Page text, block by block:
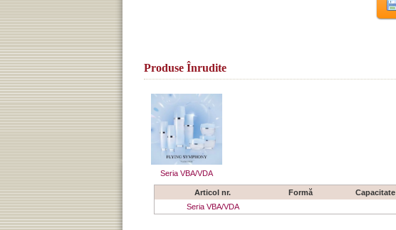
Produse Înrudite
Seria VBA/VDA
Articol nr. Formă Capacitate
Seria VBA/VDA